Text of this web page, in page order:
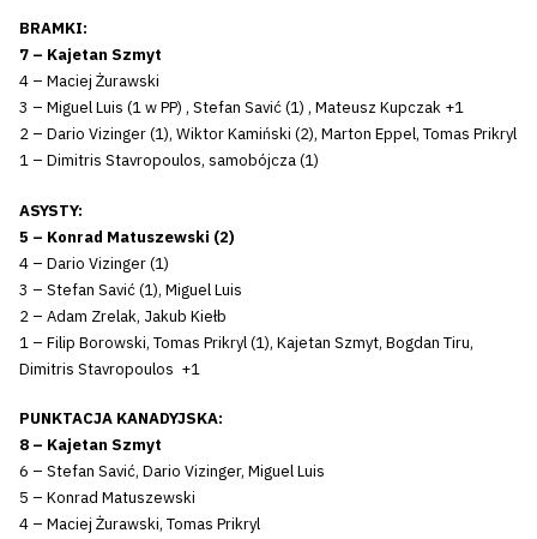
BRAMKI:
7 – Kajetan Szmyt
4 – Maciej Żurawski
3 – Miguel Luis (1 w PP) , Stefan Savić (1) , Mateusz Kupczak +1
2 – Dario Vizinger (1), Wiktor Kamiński (2), Marton Eppel, Tomas Prikryl
1 – Dimitris Stavropoulos, samobójcza (1)
ASYSTY:
5 – Konrad Matuszewski (2)
4 – Dario Vizinger (1)
3 – Stefan Savić (1), Miguel Luis
2 – Adam Zrelak, Jakub Kiełb
1 – Filip Borowski, Tomas Prikryl (1), Kajetan Szmyt, Bogdan Tiru,
Dimitris Stavropoulos +1
PUNKTACJA KANADYJSKA:
8 – Kajetan Szmyt
6 – Stefan Savić, Dario Vizinger, Miguel Luis
5 – Konrad Matuszewski
4 – Maciej Żurawski, Tomas Prikryl